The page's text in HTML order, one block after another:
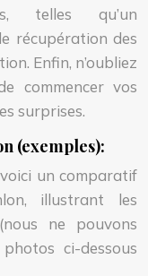
telles qu’un
récupération des
Enfin, n’oubliez
commencer vos
surprises.
(exemples):
un comparatif
illustrant les
ne pouvons
ci-dessous